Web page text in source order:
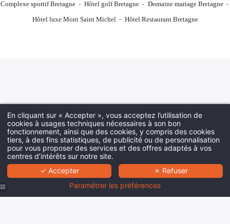
Complexe sportif Bretagne Hôtel golf Bretagne Domaine mariage Bretagne
Hôtel luxe Mont Saint Michel Hôtel Restaurant Bretagne
En cliquant sur « Accepter », vous acceptez l’utilisation de
cookies à usages techniques nécessaires à son bon
fonctionnement, ainsi que des cookies, y compris des cookies
tiers, à des fins statistiques, de publicité ou de personnalisation
pour vous proposer des services et des offres adaptés à vos
centres d’intérêts sur notre site.
✓ Accepter
✗ Refuser
Paramétrer les préférences